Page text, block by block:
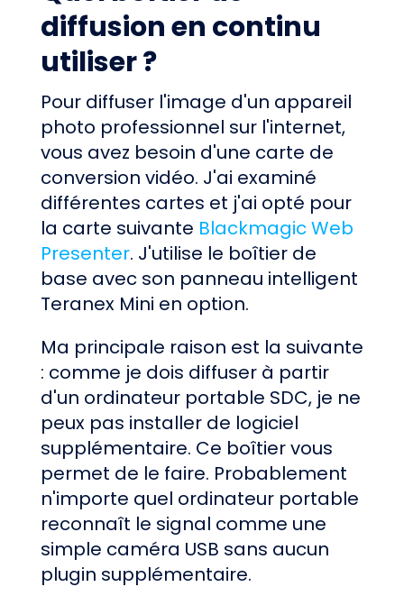
diffusion en continu
utiliser ?
Pour diffuser l'image d'un appareil
photo professionnel sur l'internet,
vous avez besoin d'une carte de
conversion vidéo. J'ai examiné
différentes cartes et j'ai opté pour
la carte suivante Blackmagic Web
Presenter. J'utilise le boîtier de
base avec son panneau intelligent
Teranex Mini en option.
Ma principale raison est la suivante
: comme je dois diffuser à partir
d'un ordinateur portable SDC, je ne
peux pas installer de logiciel
supplémentaire. Ce boîtier vous
permet de le faire. Probablement
n'importe quel ordinateur portable
reconnaît le signal comme une
simple caméra USB sans aucun
plugin supplémentaire.